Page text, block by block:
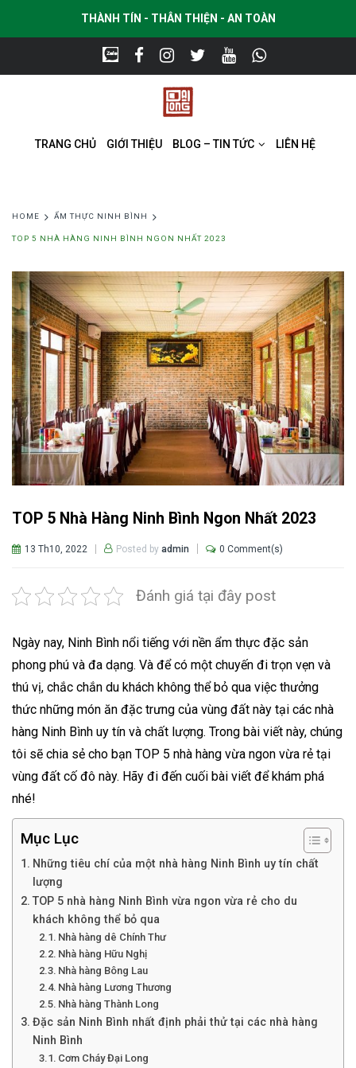
THÀNH TÍN - THÂN THIỆN - AN TOÀN
TRANG CHỦ GIỚI THIỆU BLOG – TIN TỨC LIÊN HỆ
HOME ẨM THỰC NINH BÌNH
TOP 5 NHÀ HÀNG NINH BÌNH NGON NHẤT 2023
TOP 5 Nhà Hàng Ninh Bình Ngon Nhất 2023
13 Th10, 2022 Posted by admin 0 Comment(s)
Đánh giá tại đây post
Ngày nay, Ninh Bình nổi tiếng với nền ẩm thực đặc sản
phong phú và đa dạng. Và để có một chuyến đi trọn vẹn và
thú vị, chắc chắn du khách không thể bỏ qua việc thưởng
thức những món ăn đặc trưng của vùng đất này tại các nhà
hàng Ninh Bình uy tín và chất lượng. Trong bài viết này, chúng
tôi sẽ chia sẻ cho bạn TOP 5 nhà hàng vừa ngon vừa rẻ tại
vùng đất cố đô này. Hãy đi đến cuối bài viết để khám phá
nhé!
Mục Lục
Những tiêu chí của một nhà hàng Ninh Bình uy tín chất
lượng
TOP 5 nhà hàng Ninh Bình vừa ngon vừa rẻ cho du
khách không thể bỏ qua
Nhà hàng dê Chính Thư
Nhà hàng Hữu Nghị
Nhà hàng Bông Lau
Nhà hàng Lương Thương
Nhà hàng Thành Long
Đặc sản Ninh Bình nhất định phải thử tại các nhà hàng
Ninh Bình
Cơm Cháy Đại Long